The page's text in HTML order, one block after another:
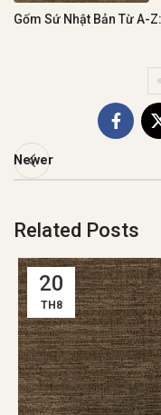
Gốm Sứ Nhật Bản Từ A-
Newer
Related Posts
20
TH8